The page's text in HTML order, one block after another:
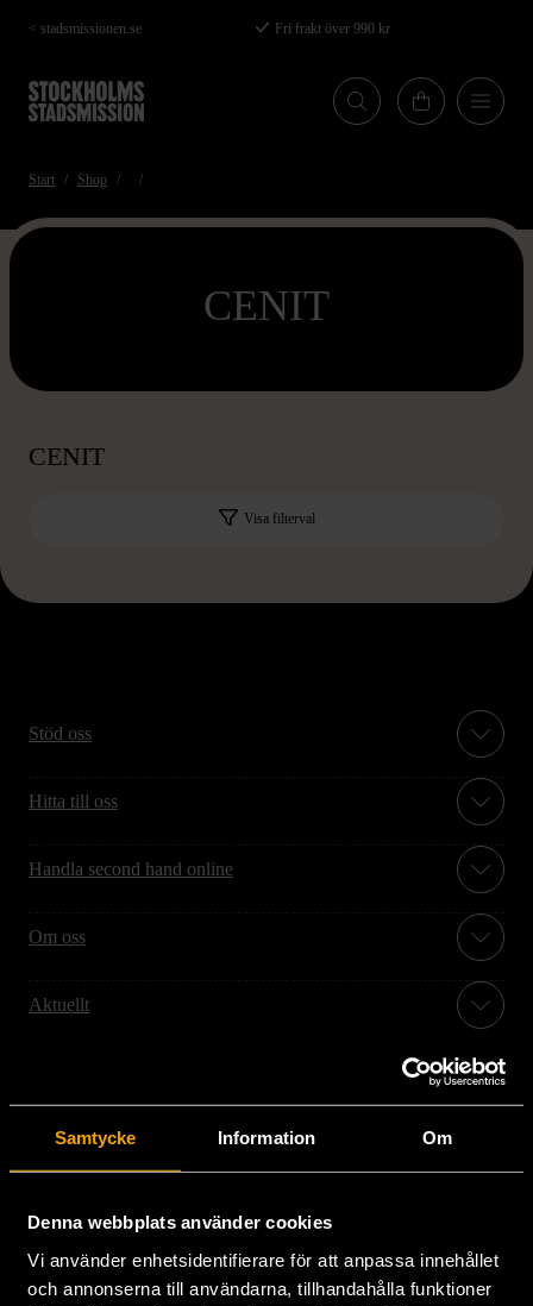
Samtycke Information Om
Denna webbplats använder cookies
Vi använder enhetsidentifierare för att anpassa innehållet
och annonserna till användarna, tillhandahålla funktioner
Hoppa
till
huvudinnehåll
< stadsmissionen.se Fri frakt över 990 kr
Start Shop
CENIT
CENIT
Visa filterval
Stöd oss
Hitta till oss
Handla second hand online
Om oss
Aktuellt
Stockholms Stadsmission
Huvudkontor:
Hesselmans Torg 14
08-684 230 00
info [at]stadsmissionen.se(info[at]stadsmissionen[dot]se)